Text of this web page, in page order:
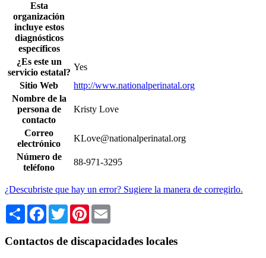
Esta
organización
incluye estos
diagnósticos
específicos
¿Es este un
servicio estatal?
Yes
Sitio Web
http://www.nationalperinatal.org
Nombre de la
persona de
contacto
Kristy Love
Correo
electrónico
KLove@nationalperinatal.org
Número de
teléfono
88-971-3295
¿Descubriste que hay un error? Sugiere la manera de corregirlo.
Share Facebook
TwitterPinterest
Contactos de discapacidades locales